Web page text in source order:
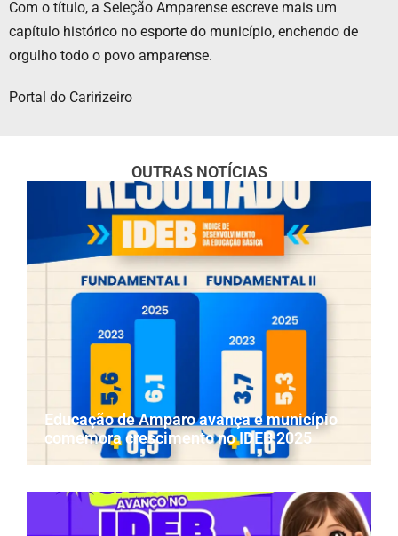
Com o título, a Seleção Amparense escreve mais um
capítulo histórico no esporte do município, enchendo de
orgulho todo o povo amparense.
Portal do Caririzeiro
OUTRAS NOTÍCIAS
Educação de Amparo avança e município
comemora crescimento no IDEB 2025